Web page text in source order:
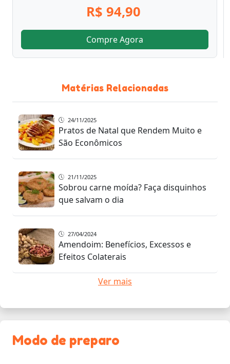
R$ 94,90
Compre Agora
Matérias Relacionadas
24/11/2025
Pratos de Natal que Rendem Muito e
São Econômicos
21/11/2025
Sobrou carne moída? Faça disquinhos
que salvam o dia
27/04/2024
Amendoim: Benefícios, Excessos e
Efeitos Colaterais
Ver mais
Modo de preparo